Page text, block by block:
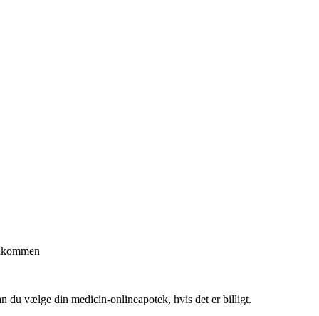
du vælge din medicin-onlineapotek, hvis det er billigt.